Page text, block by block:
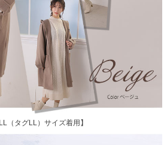
タグLL）サイズ着用】